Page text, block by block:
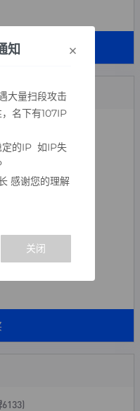
ECC)
据盘
对等）
优化线路
免备案）
知
大量扫段攻击
名下有107IP
定的IP 如IP失
感谢您的理解
×